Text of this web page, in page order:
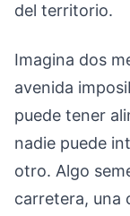
del territorio.
Imagina dos
avenida
puede tener
nadie puede
otro. Algo
carretera, una